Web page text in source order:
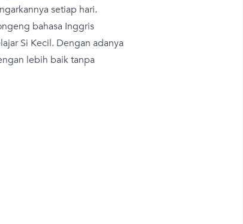
setiap hari.
bahasa Inggris
Si Kecil. Dengan adanya
lebih baik tanpa